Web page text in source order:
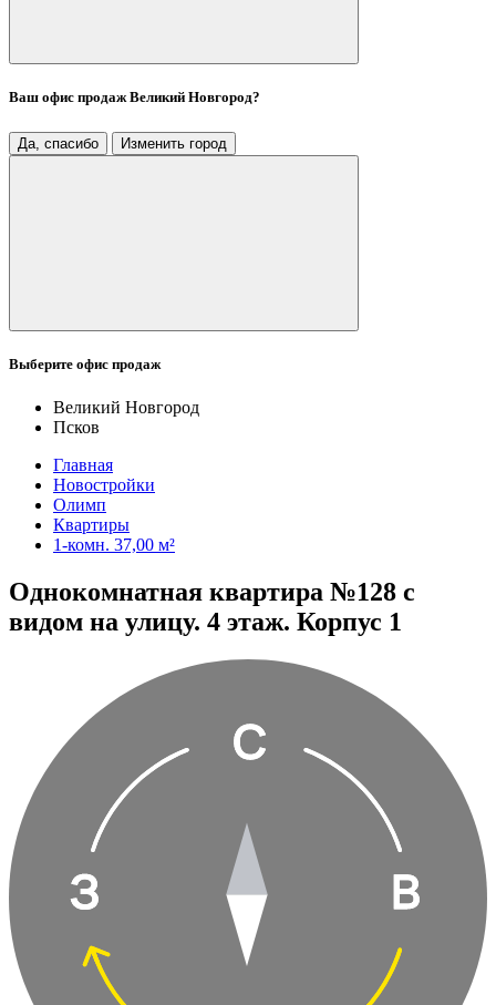
Ваш офис продажВеликий Новгород?
Да, спасибо Изменить город
Выберите офис продаж
Великий Новгород
Псков
Главная
Новостройки
Олимп
Квартиры
1-комн. 37,00 м²
Однокомнатная квартира №128 с
видом на улицу. 4 этаж. Корпус 1